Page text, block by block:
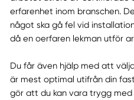
erfarenhet inom branschen.
något ska gå fel vid
då en oerfaren lekman utför
Du får även hjälp med att
är mest optimal utifrån din
gör att du kan vara trygg